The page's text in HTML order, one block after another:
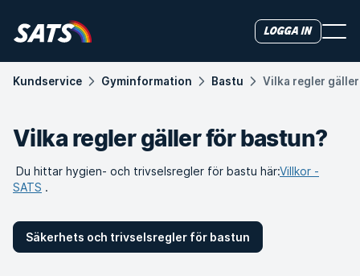
Logga in
Kundservice Gyminformation Bastu Vilka regler
Vilka regler gäller för bastun?
Du hittar hygien- och trivselsregler för bastu här:Villkor -
SATS .
Säkerhets och trivselsregler för bastun